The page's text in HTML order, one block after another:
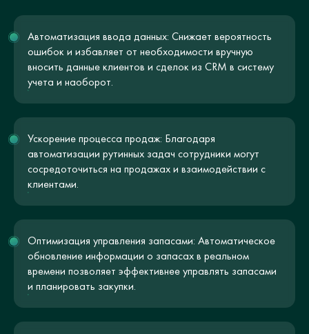
Автоматизация ввода данных: Снижает вероятность
ошибок и избавляет от необходимости вручную
вносить данные клиентов и сделок из CRM в систему
учета и наоборот.
Ускорение процесса продаж: Благодаря
автоматизации рутинных задач сотрудники могут
сосредоточиться на продажах и взаимодействии с
клиентами.
Оптимизация управления запасами: Автоматическое
обновление информации о запасах в реальном
времени позволяет эффективнее управлять запасами
и планировать закупки.